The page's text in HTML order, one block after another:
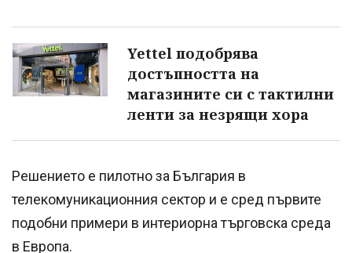
Yettel подобрява
достъпността на
магазините си с тактилни
ленти за незрящи хора
Решението е пилотно за България в
телекомуникационния сектор и e сред първите
подобни примери в интериорна търговска среда
в Европа.